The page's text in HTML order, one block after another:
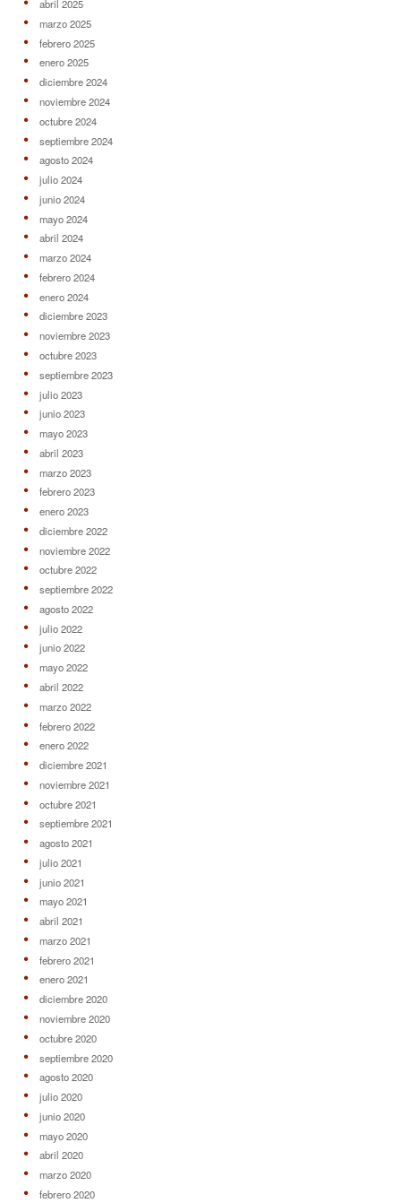
abril 2025
marzo 2025
febrero 2025
enero 2025
diciembre 2024
noviembre 2024
octubre 2024
septiembre 2024
agosto 2024
julio 2024
junio 2024
mayo 2024
abril 2024
marzo 2024
febrero 2024
enero 2024
diciembre 2023
noviembre 2023
octubre 2023
septiembre 2023
julio 2023
junio 2023
mayo 2023
abril 2023
marzo 2023
febrero 2023
enero 2023
diciembre 2022
noviembre 2022
octubre 2022
septiembre 2022
agosto 2022
julio 2022
junio 2022
mayo 2022
abril 2022
marzo 2022
febrero 2022
enero 2022
diciembre 2021
noviembre 2021
octubre 2021
septiembre 2021
agosto 2021
julio 2021
junio 2021
mayo 2021
abril 2021
marzo 2021
febrero 2021
enero 2021
diciembre 2020
noviembre 2020
octubre 2020
septiembre 2020
agosto 2020
julio 2020
junio 2020
mayo 2020
abril 2020
marzo 2020
febrero 2020